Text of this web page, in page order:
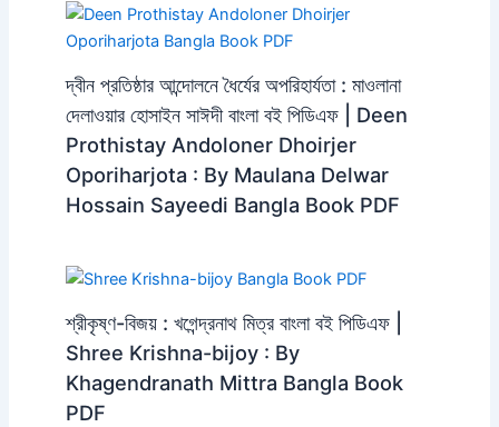
দ্বীন প্রতিষ্ঠার আন্দোলনে ধৈর্যের অপরিহার্যতা : মাওলানা
দেলাওয়ার হোসাইন সাঈদী বাংলা বই পিডিএফ | Deen
Prothistay Andoloner Dhoirjer
Oporiharjota : By Maulana Delwar
Hossain Sayeedi Bangla Book PDF
শ্রীকৃষ্ণ-বিজয় : খগেন্দ্রনাথ মিত্র বাংলা বই পিডিএফ |
Shree Krishna-bijoy : By
Khagendranath Mittra Bangla Book
PDF